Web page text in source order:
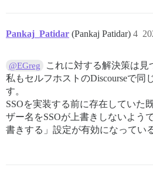
Pankaj_Patidar (Pankaj Patidar) 4
@EGreg
これに対する解決策は見
私もセルフホストのDiscourseで同
す。
SSOを実装する前に存在していた
ザー名をSSOが上書きしないよう
書きする」設定が有効になってい